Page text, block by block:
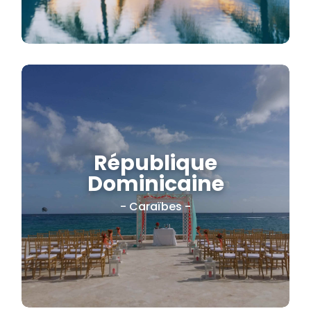
République
Dominicaine
- Caraïbes -
Mer turquoise . Plage caraïbe.
Resort luxe